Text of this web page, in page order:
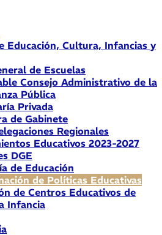
Educación, Cultura, Infancias y
de Escuelas
Consejo Administrativo de la
Pública
Privada
de Gabinete
Regionales
Educativos 2023-2027
DGE
de Educación
de Políticas Educativas
de Centros Educativos de
Infancia